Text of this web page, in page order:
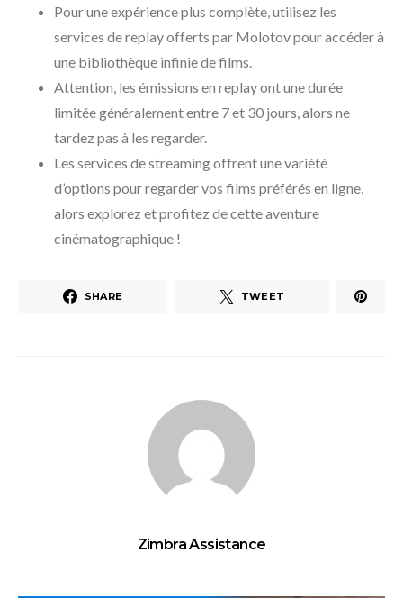
Pour une expérience plus complète, utilisez les
services de replay offerts par Molotov pour accéder à
une bibliothèque infinie de films.
Attention, les émissions en replay ont une durée
limitée généralement entre 7 et 30 jours, alors ne
tardez pas à les regarder.
Les services de streaming offrent une variété
d’options pour regarder vos films préférés en ligne,
alors explorez et profitez de cette aventure
cinématographique !
SHARE TWEET
Zimbra Assistance